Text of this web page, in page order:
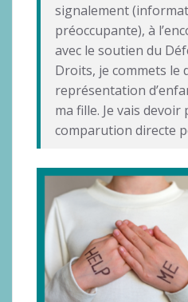
signalement
préoccupante), à
avec le soutien du
Droits, je commets le
représentation
ma fille. Je vais devoir
comparution directe